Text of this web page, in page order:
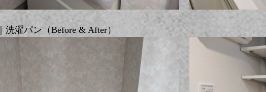
｜洗濯パン（Before & After）